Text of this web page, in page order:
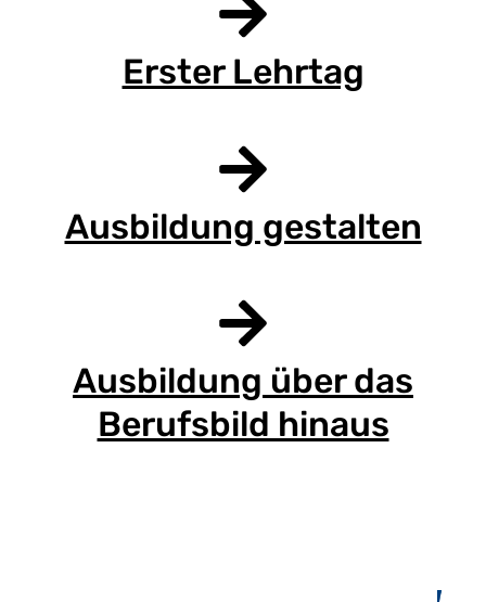
Erster Lehrtag
Ausbildung gestalten
Ausbildung über das
Berufsbild hinaus